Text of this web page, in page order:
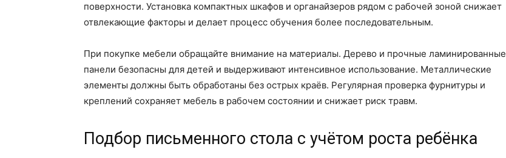
поверхности. Установка компактных шкафов и органайзеров рядом с рабочей зоной снижает
отвлекающие факторы и делает процесс обучения более последовательным.
При покупке мебели обращайте внимание на материалы. Дерево и прочные ламинированные
панели безопасны для детей и выдерживают интенсивное использование. Металлические
элементы должны быть обработаны без острых краёв. Регулярная проверка фурнитуры и
креплений сохраняет мебель в рабочем состоянии и снижает риск травм.
Подбор письменного стола с учётом роста ребёнка